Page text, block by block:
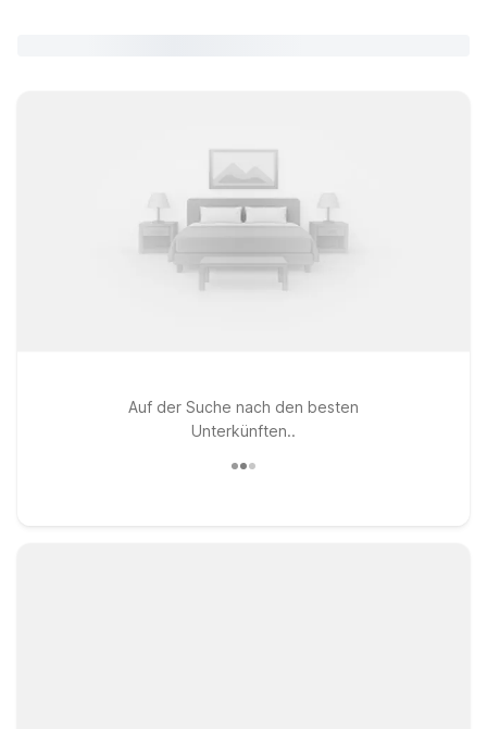
Auf der Suche nach den besten
Unterkünften..